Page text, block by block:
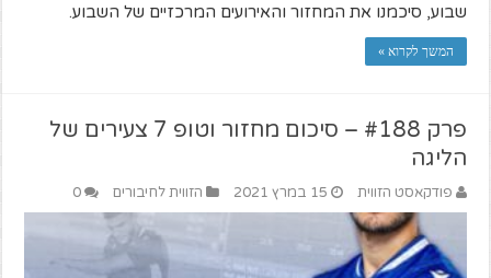
שבוע, סיכמנו את המחזור והאירועים המרכזיים של השבוע.
המשך לקרוא »
פרק #188 – סיכום מחזור וטופ 7 צעירים של
הליגה
פודקאסט הזווית 15 במרץ 2021 הזווית לחיבורים 0